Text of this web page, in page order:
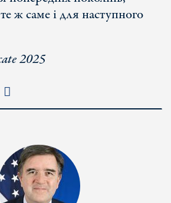
ж саме і для наступного
2025